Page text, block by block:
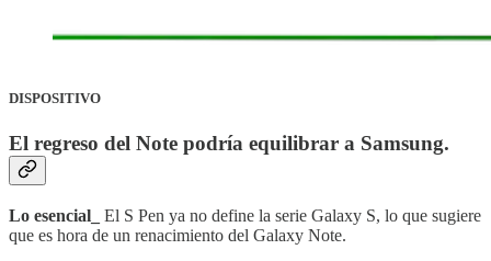
DISPOSITIVO
El regreso del Note podría equilibrar a Samsung.
Lo esencial_ El S Pen ya no define la serie Galaxy S, lo que sugiere
que es hora de un renacimiento del Galaxy Note.